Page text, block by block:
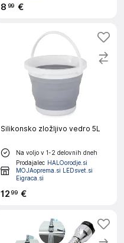
8 99 €
Silikonsko zložljivo vedro 5L
Na voljo v 1-2 delovnih dneh
Prodajalec HALOorodje.si
MOJAoprema.si LEDsvet.si
Eigraca.si
1299 €